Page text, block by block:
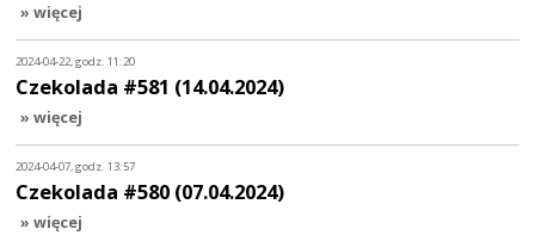
» więcej
2024-04-22, godz. 11:20
Czekolada #581 (14.04.2024)
» więcej
2024-04-07, godz. 13:57
Czekolada #580 (07.04.2024)
» więcej